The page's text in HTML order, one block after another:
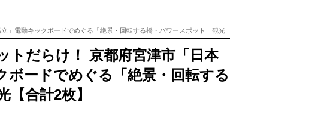
」電動キックボードでめぐる「絶景・回転する橋・パワースポット」観光
トだらけ！ 京都府宮津市「日本
ボードでめぐる「絶景・回転する
合計2枚】